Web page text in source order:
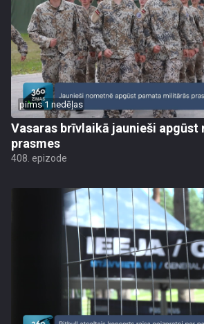
pirms 1 nedēļas
Vasaras brīvlaikā jaunieši apgūst
prasmes
408. epizode